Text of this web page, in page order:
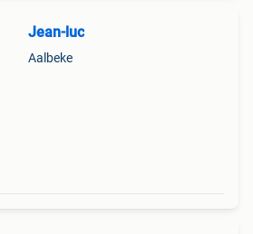
Jean-luc
Aalbeke